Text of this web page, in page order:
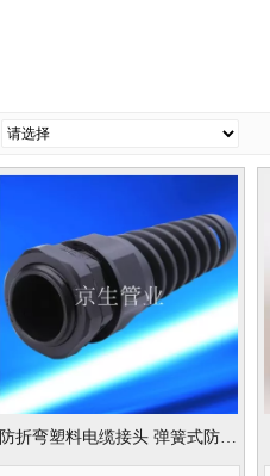
防折弯塑料电缆接头 弹簧式防水